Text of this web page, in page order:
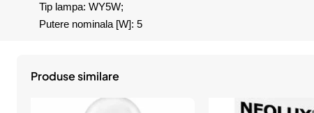
Tip lampa: WY5W;
Putere nominala [W]: 5
Produse similare